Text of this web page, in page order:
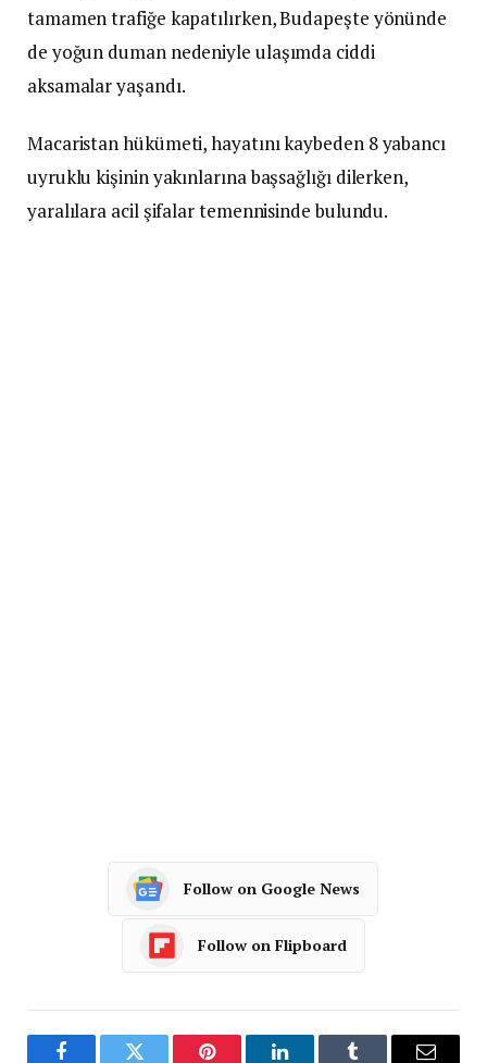
tamamen trafiğe kapatılırken, Budapeşte yönünde
de yoğun duman nedeniyle ulaşımda ciddi
aksamalar yaşandı.
Macaristan hükümeti, hayatını kaybeden 8 yabancı
uyruklu kişinin yakınlarına başsağlığı dilerken,
yaralılara acil şifalar temennisinde bulundu.
Follow on Google News
Follow on Flipboard